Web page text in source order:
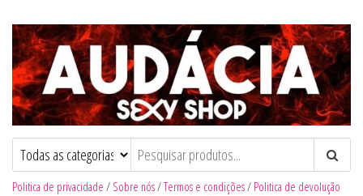
Audacia Sexy Shop
Politica de privacidade / Sobre nós/Termos e condições/ Politica de devolução